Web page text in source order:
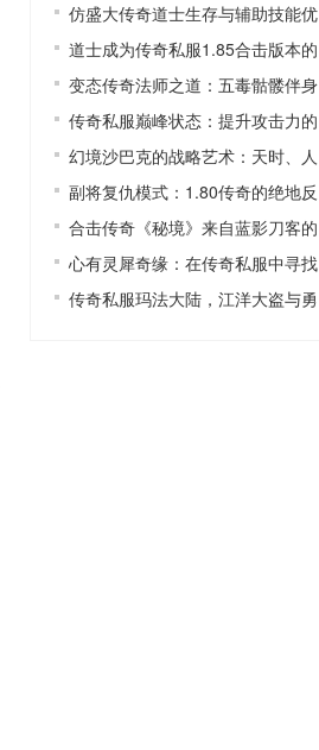
仿盛大传奇道士生存与辅助技能优
道士成为传奇私服1.85合击版本的
变态传奇法师之道：五毒骷髅伴身
传奇私服巅峰状态：提升攻击力的
幻境沙巴克的战略艺术：天时、人
副将复仇模式：1.80传奇的绝地反
合击传奇《秘境》来自蓝影刀客的
心有灵犀奇缘：在传奇私服中寻找
传奇私服玛法大陆，江洋大盗与勇